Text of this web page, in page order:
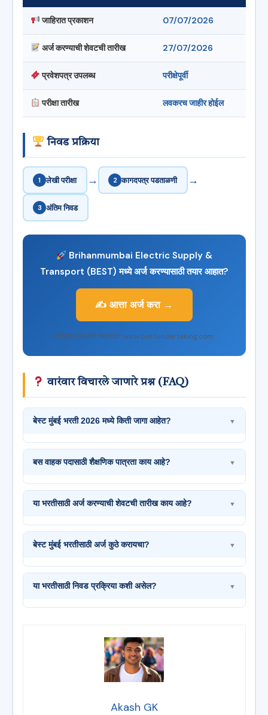
जाहिरात प्रकाशन 07/07/2026
अर्ज करण्याची शेवटची तारीख 27/07/2026
प्रवेशपत्र उपलब्ध परीक्षेपूर्वी
परीक्षा तारीख लवकरच जाहीर होईल
निवड प्रक्रिया
1 लेखी परीक्षा → 2 कागदपत्र पडताळणी →
3 अंतिम निवड
Brihanmumbai Electric Supply &
Transport (BEST) मध्ये अर्ज करण्यासाठी तयार आहात?
✍️ आत्ता अर्ज करा →
अधिकृत सरकारी वेबसाइट: www.bestundertaking.com
वारंवार विचारले जाणारे प्रश्न (FAQ)
बेस्ट मुंबई भरती 2026 मध्ये किती जागा आहेत? ▼
बस वाहक पदासाठी शैक्षणिक पात्रता काय आहे? ▼
या भरतीसाठी अर्ज करण्याची शेवटची तारीख काय आहे? ▼
बेस्ट मुंबई भरतीसाठी अर्ज कुठे करायचा? ▼
या भरतीसाठी निवड प्रक्रिया कशी असेल? ▼
Akash GK